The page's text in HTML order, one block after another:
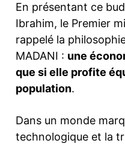
En présentant ce
Ibrahim, le Premier
rappelé la
MADANI : une
que si elle profite
population.
Dans un monde
technologique et la